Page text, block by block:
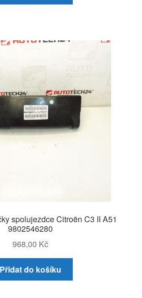
spolujezdce Citroën C3 II A51
9802546280
968,00 Kč
Přidat do košíku